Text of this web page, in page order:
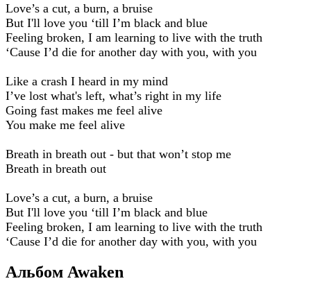
Love’s a cut, a burn, a bruise
But I'll love you ‘till I’m black and blue
Feeling broken, I am learning to live with the truth
‘Cause I’d die for another day with you, with you
Like a crash I heard in my mind
I’ve lost what's left, what’s right in my life
Going fast makes me feel alive
You make me feel alive
Breath in breath out - but that won’t stop me
Breath in breath out
Love’s a cut, a burn, a bruise
But I'll love you ‘till I’m black and blue
Feeling broken, I am learning to live with the truth
‘Cause I’d die for another day with you, with you
Альбом Awaken